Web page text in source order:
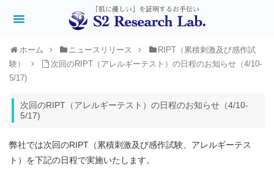
ホーム ニュースリリース
RIPT（累積刺激及び感作試
験）
次回のRIPT（アレルギーテスト）の日程のお知らせ（4/10-
5/17)
次回のRIPT（アレルギーテスト）の日程のお知らせ（4/10-
5/17)
弊社では次回のRIPT（累積刺激及び感作試験、アレルギーテス
ト）を下記の日程で実施いたします。